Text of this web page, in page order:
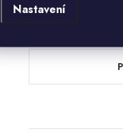
Nastavení
Buďte první, kdo